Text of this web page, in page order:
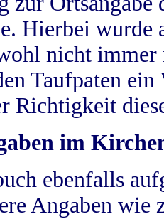
Hierbei wurde
nicht
Taufpaten
Richtigkeit
im
ebenfalls
Angaben wie